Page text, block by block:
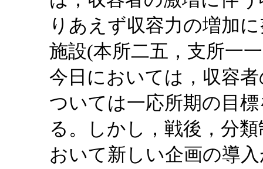
りあえず収容力の増加
施設(本所二五，支所一
今日においては，収容
ついては一応所期の目
る。しかし，戦後，分
おいて新しい企画の導